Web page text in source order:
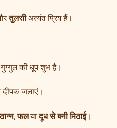
तुलसीअत्यंत प्रिय हैं।
की धूप शुभ है।
दीपक जलाएं।
,फलयादूध से बनी मिठाई।